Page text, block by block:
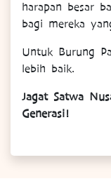
harapan besar
bagi mereka
Untuk Burung
lebih baik.
Jagat Satwa
Generasi!